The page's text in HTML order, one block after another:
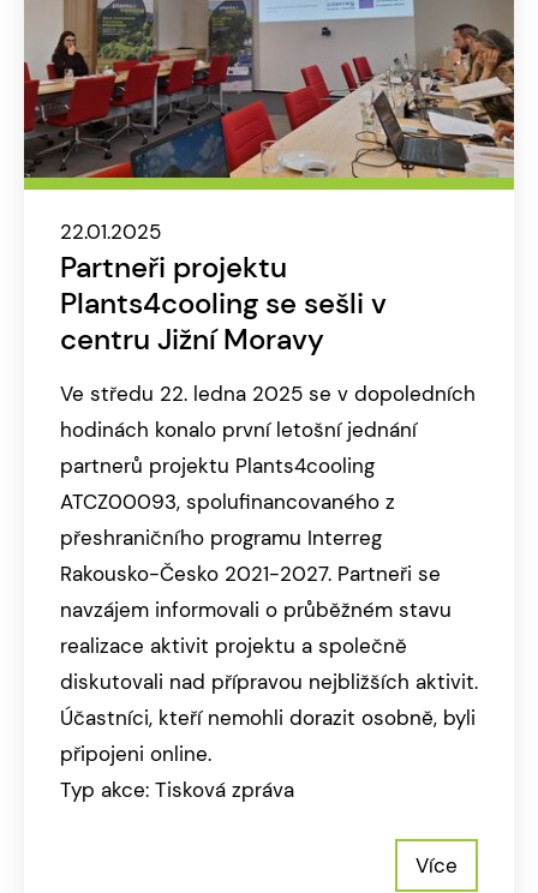
22.01.2025
Partneři projektu
Plants4cooling se sešli v
centru Jižní Moravy
Ve středu 22. ledna 2025 se v dopoledních
hodinách konalo první letošní jednání
partnerů projektu Plants4cooling
ATCZ00093, spolufinancovaného z
přeshraničního programu Interreg
Rakousko-Česko 2021-2027. Partneři se
navzájem informovali o průběžném stavu
realizace aktivit projektu a společně
diskutovali nad přípravou nejbližších aktivit.
Účastníci, kteří nemohli dorazit osobně, byli
připojeni online.
Typ akce: Tisková zpráva
Více